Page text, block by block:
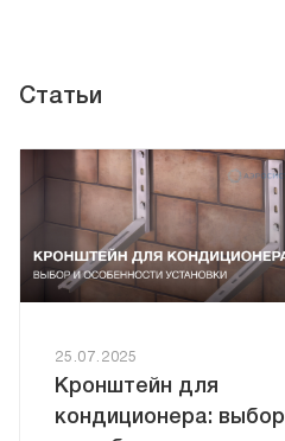
Статьи
25.07.2025
Кронштейн для
кондиционера: выбор